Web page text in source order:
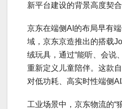
新平台建设的背景高度契合
京东在端侧AI的布局早有
域，京东京造推出的搭载
绒玩具，通过“能听、会说
重新定义儿童陪伴。这款
对低功耗、高实时性端侧AI
工业场景中，京东物流的“